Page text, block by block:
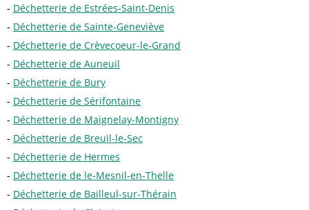
Déchetterie de Estrées-Saint-Denis
Déchetterie de Sainte-Geneviève
Déchetterie de Crèvecoeur-le-Grand
Déchetterie de Auneuil
Déchetterie de Bury
Déchetterie de Sérifontaine
Déchetterie de Maignelay-Montigny
Déchetterie de Breuil-le-Sec
Déchetterie de Hermes
Déchetterie de le-Mesnil-en-Thelle
Déchetterie de Bailleul-sur-Thérain